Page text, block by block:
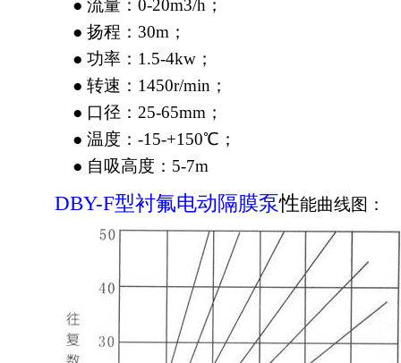
● 流量：0-20m3/h；
● 扬程：30m；
● 功率：1.5-4kw；
● 转速：1450r/min；
● 口径：25-65mm；
● 温度：-15-+150℃；
● 自吸高度：5-7m
DBY-F型衬氟电动隔膜泵性能曲线图：